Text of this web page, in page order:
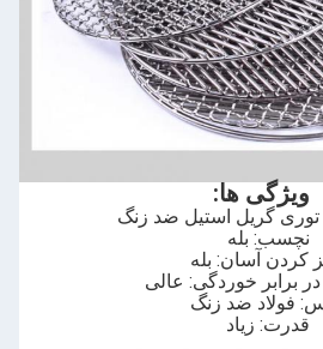
ویژگی ها:
گریل استیل ضد زنگ
نچسب: بله
کردن آسان: بله
برابر خوردگی: عالی
فولاد ضد زنگ
قدرت: زیاد